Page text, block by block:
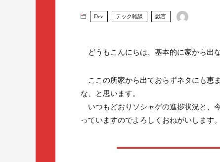
Dev テック雑談 戯言
どうもこんにちは、基本的に家から出
ここの所家から出ておらずネタにも恵
な、と思います。
いつもどおりソシャゲの進捗状況と、
っていますのでよろしくおねがいします。